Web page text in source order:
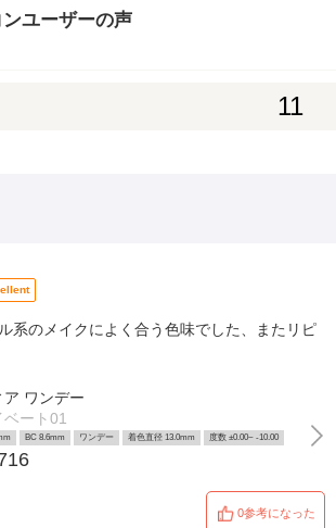
ユーザーの声
11
系のメイクによく合う色味でした、またリピ
ア ワンデー
ベート01
BC 8.6mm ワンデー 着色直径 13.0mm 度数 ±0.00~ -10.00
0参考になった